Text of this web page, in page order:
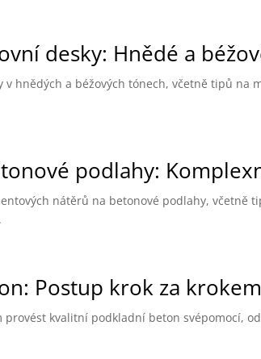
desky: Hnědé a
v hnědých a béžových tónech, včetně tipů na
podlahy:
nátěrů na betonové podlahy, včetně
Postup krok za krokem
provést kvalitní podkladní beton svépomocí,